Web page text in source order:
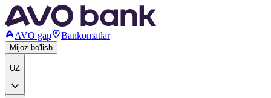
AVO gap Bankomatlar
Mijoz bo'lish
UZ